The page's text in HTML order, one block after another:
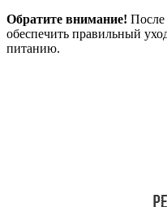
Обратите внимание! После
обеспечить правильный
питанию.